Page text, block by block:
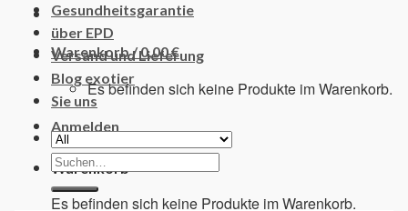
Warenkorb /0,00€
Es befinden sich keine Produkte im Warenkorb.
Anmelden
Warenkorb
Es befinden sich keine Produkte im Warenkorb.
Gesundheitsgarantie
über EPD
Versand und Lieferung
Blog exotier
Sie uns
Suchen
nach: